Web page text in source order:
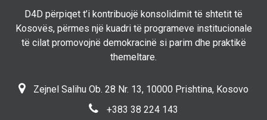
D4D përpiqet t’i kontribuojë konsolidimit të shtetit të
Kosovës, përmes një kuadri të programeve institucionale
të cilat promovojnë demokracinë si parim dhe praktikë
themeltare.
Zejnel Salihu Ob. 28 Nr. 13, 10000 Prishtina, Kosovo
+383 38 224 143